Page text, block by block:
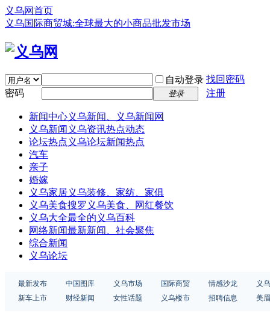
义乌网首页
义乌国际商贸城:全球最大的小商品批发市场
自动登录 找回密码
密码
登录 注册
新闻中心义乌新闻、义乌新闻网
义乌新闻 义乌资讯热点动态
论坛热点 义乌论坛新闻热点
汽车
亲子
婚嫁
义乌家居义乌装修、家纺、家俱
义乌美食搜罗义乌美食、网红餐饮
义乌大全最全的义乌百科
网络新闻最新新闻、社会聚焦
综合新闻
义乌论坛
最新发布 中国图库 义乌市场 国际商贸 情感沙龙
义
新车上市
财经新闻 女性话题 义乌楼市 招聘信息 美